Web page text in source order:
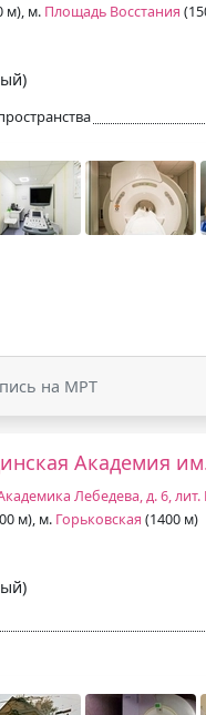
м), м. Площадь Восстания
на МРТ
Академия
Лебедева, д. 6, лит.
м), м. Горьковская (1400 м)